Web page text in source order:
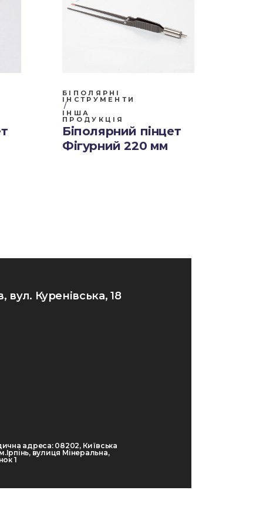
БІПОЛЯРНІ
ІНСТРУМЕНТИ
ІНША
ПРОДУКЦІЯ
Біполярний пінцет
Фігурний 220 мм
вул. Куренівська, 18
адреса: 08202, Київська
вулиця Мінеральна,
1